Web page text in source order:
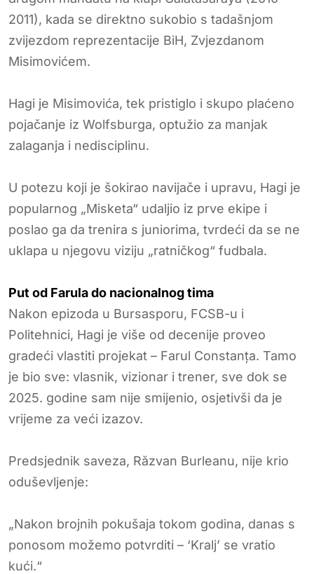
2011), kada se direktno sukobio s tadašnjom
zvijezdom reprezentacije BiH, Zvjezdanom
Misimovićem.
Hagi je Misimovića, tek pristiglo i skupo plaćeno
pojačanje iz Wolfsburga, optužio za manjak
zalaganja i nedisciplinu.
U potezu koji je šokirao navijače i upravu, Hagi je
popularnog „Misketa“ udaljio iz prve ekipe i
poslao ga da trenira s juniorima, tvrdeći da se ne
uklapa u njegovu viziju „ratničkog“ fudbala.
Put od Farula do nacionalnog tima
Nakon epizoda u Bursasporu, FCSB-u i
Politehnici, Hagi je više od decenije proveo
gradeći vlastiti projekat – Farul Constanța. Tamo
je bio sve: vlasnik, vizionar i trener, sve dok se
2025. godine sam nije smijenio, osjetivši da je
vrijeme za veći izazov.
Predsjednik saveza, Răzvan Burleanu, nije krio
oduševljenje:
„Nakon brojnih pokušaja tokom godina, danas s
ponosom možemo potvrditi – ‘Kralj’ se vratio
kući.“